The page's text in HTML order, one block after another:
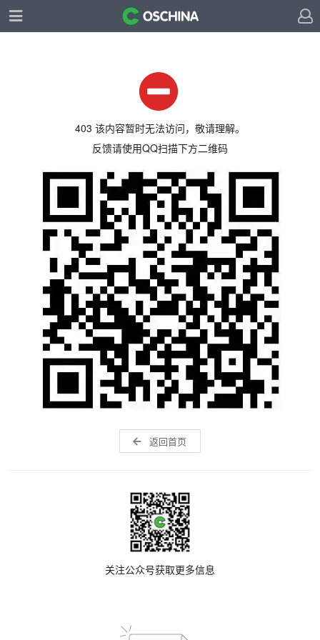
403 该内容暂时无法访问，敬请理解。
反馈请使用QQ扫描下方二维码
返回首页
关注公众号获取更多信息